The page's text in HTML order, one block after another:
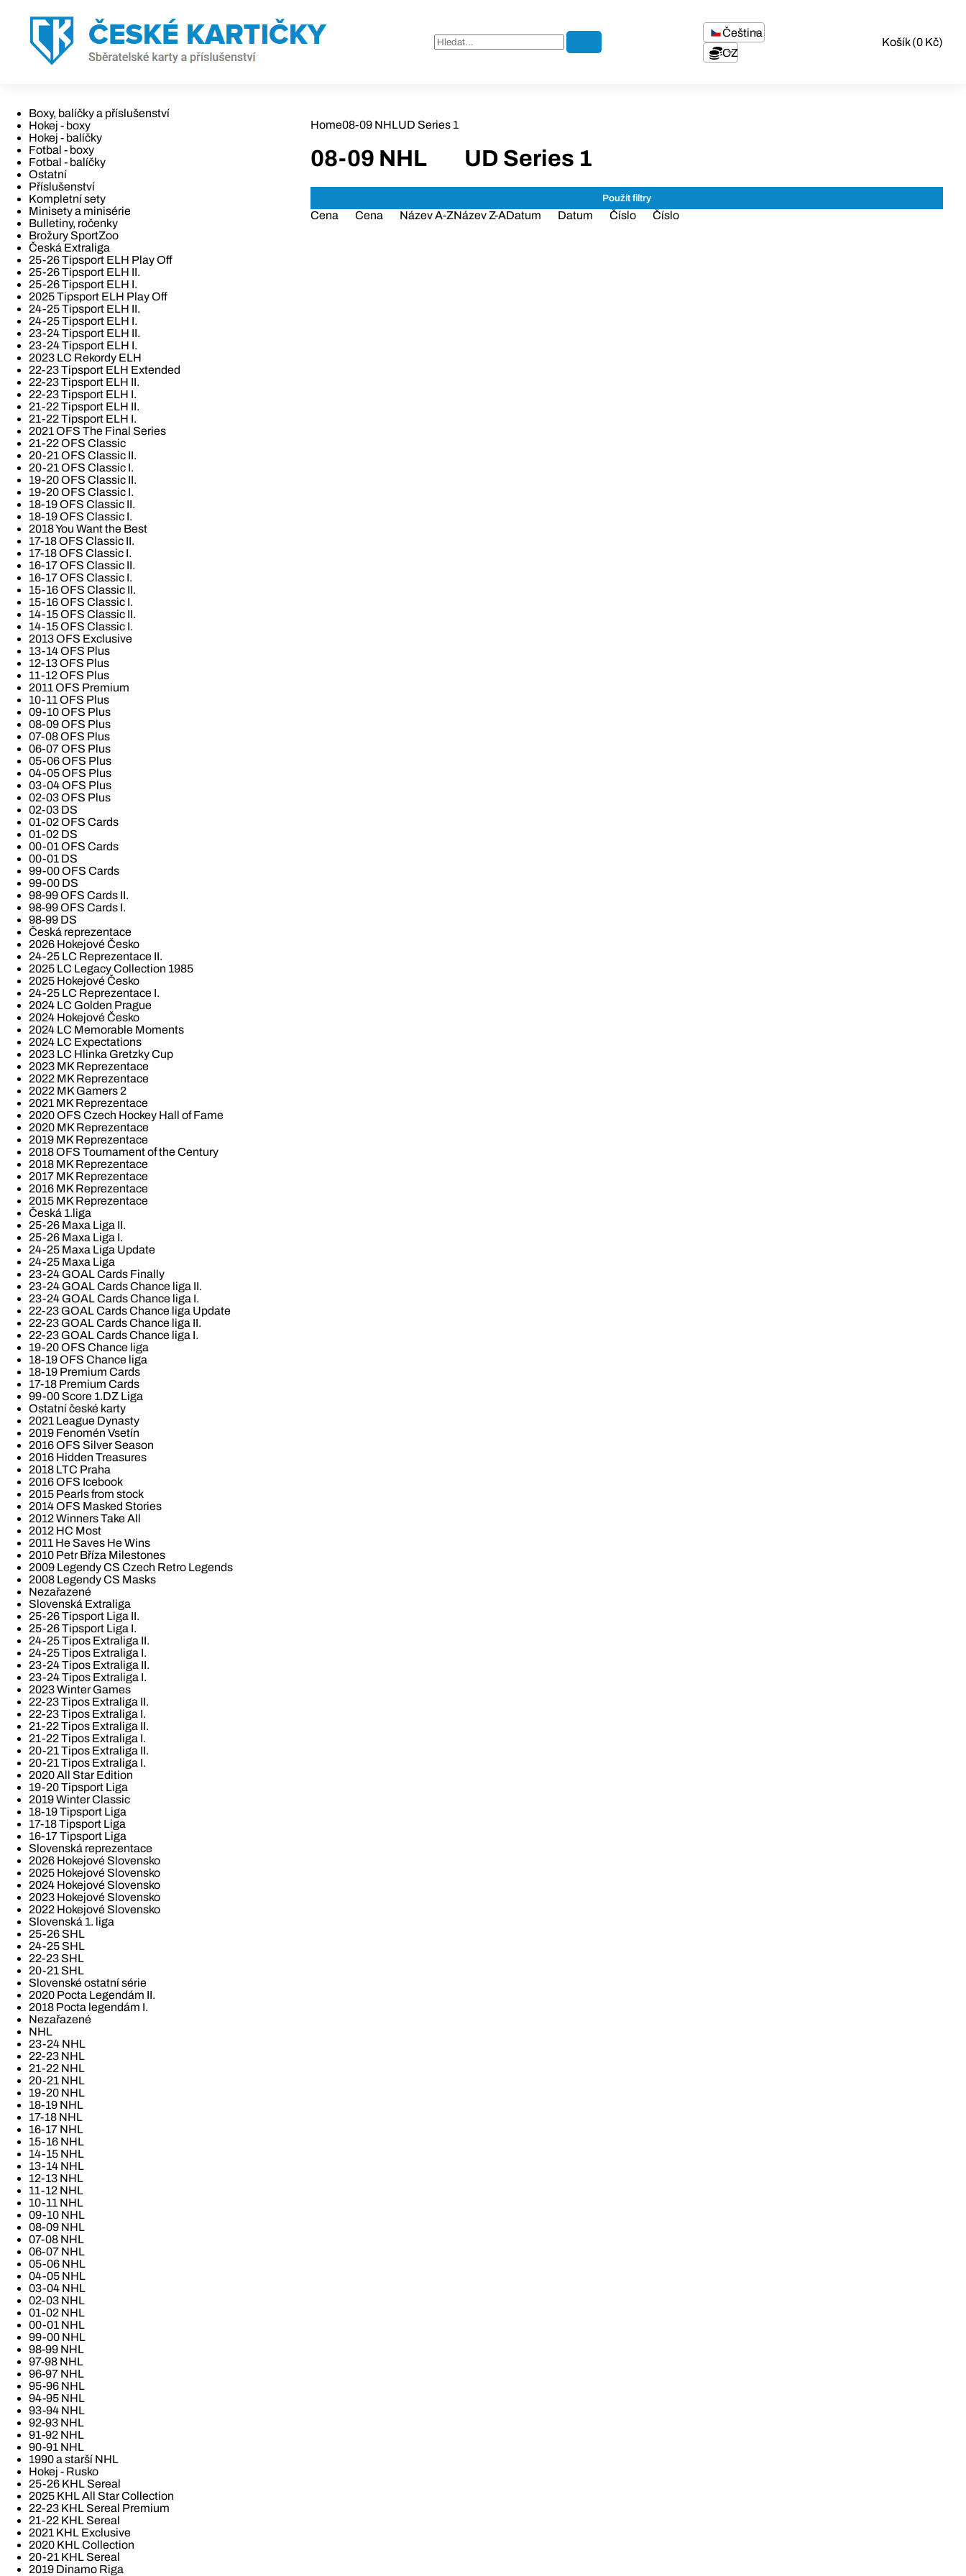
Čeština
CZK
Košík (0 Kč)
Boxy, balíčky a příslušenství
Hokej - boxy
Hokej - balíčky
Fotbal - boxy
Fotbal - balíčky
Ostatní
Příslušenství
Kompletní sety
Minisety a minisérie
Bulletiny, ročenky
Brožury SportZoo
Česká Extraliga
25-26 Tipsport ELH Play Off
25-26 Tipsport ELH II.
25-26 Tipsport ELH I.
2025 Tipsport ELH Play Off
24-25 Tipsport ELH II.
24-25 Tipsport ELH I.
23-24 Tipsport ELH II.
23-24 Tipsport ELH I.
2023 LC Rekordy ELH
22-23 Tipsport ELH Extended
22-23 Tipsport ELH II.
22-23 Tipsport ELH I.
21-22 Tipsport ELH II.
21-22 Tipsport ELH I.
2021 OFS The Final Series
21-22 OFS Classic
20-21 OFS Classic II.
20-21 OFS Classic I.
19-20 OFS Classic II.
19-20 OFS Classic I.
18-19 OFS Classic II.
18-19 OFS Classic I.
2018 You Want the Best
17-18 OFS Classic II.
17-18 OFS Classic I.
16-17 OFS Classic II.
16-17 OFS Classic I.
15-16 OFS Classic II.
15-16 OFS Classic I.
14-15 OFS Classic II.
14-15 OFS Classic I.
2013 OFS Exclusive
13-14 OFS Plus
12-13 OFS Plus
11-12 OFS Plus
2011 OFS Premium
10-11 OFS Plus
09-10 OFS Plus
08-09 OFS Plus
07-08 OFS Plus
06-07 OFS Plus
05-06 OFS Plus
04-05 OFS Plus
03-04 OFS Plus
02-03 OFS Plus
02-03 DS
01-02 OFS Cards
01-02 DS
00-01 OFS Cards
00-01 DS
99-00 OFS Cards
99-00 DS
98-99 OFS Cards II.
98-99 OFS Cards I.
98-99 DS
Česká reprezentace
2026 Hokejové Česko
24-25 LC Reprezentace II.
2025 LC Legacy Collection 1985
2025 Hokejové Česko
24-25 LC Reprezentace I.
2024 LC Golden Prague
2024 Hokejové Česko
2024 LC Memorable Moments
2024 LC Expectations
2023 LC Hlinka Gretzky Cup
2023 MK Reprezentace
2022 MK Reprezentace
2022 MK Gamers 2
2021 MK Reprezentace
2020 OFS Czech Hockey Hall of Fame
2020 MK Reprezentace
2019 MK Reprezentace
2018 OFS Tournament of the Century
2018 MK Reprezentace
2017 MK Reprezentace
2016 MK Reprezentace
2015 MK Reprezentace
Česká 1.liga
25-26 Maxa Liga II.
25-26 Maxa Liga I.
24-25 Maxa Liga Update
24-25 Maxa Liga
23-24 GOAL Cards Finally
23-24 GOAL Cards Chance liga II.
23-24 GOAL Cards Chance liga I.
22-23 GOAL Cards Chance liga Update
22-23 GOAL Cards Chance liga II.
22-23 GOAL Cards Chance liga I.
19-20 OFS Chance liga
18-19 OFS Chance liga
18-19 Premium Cards
17-18 Premium Cards
99-00 Score 1.DZ Liga
Ostatní české karty
2021 League Dynasty
2019 Fenomén Vsetín
2016 OFS Silver Season
2016 Hidden Treasures
2018 LTC Praha
2016 OFS Icebook
2015 Pearls from stock
2014 OFS Masked Stories
2012 Winners Take All
2012 HC Most
2011 He Saves He Wins
2010 Petr Bříza Milestones
2009 Legendy CS Czech Retro Legends
2008 Legendy CS Masks
Nezařazené
Slovenská Extraliga
25-26 Tipsport Liga II.
25-26 Tipsport Liga I.
24-25 Tipos Extraliga II.
24-25 Tipos Extraliga I.
23-24 Tipos Extraliga II.
23-24 Tipos Extraliga I.
2023 Winter Games
22-23 Tipos Extraliga II.
22-23 Tipos Extraliga I.
21-22 Tipos Extraliga II.
21-22 Tipos Extraliga I.
20-21 Tipos Extraliga II.
20-21 Tipos Extraliga I.
2020 All Star Edition
19-20 Tipsport Liga
2019 Winter Classic
18-19 Tipsport Liga
17-18 Tipsport Liga
16-17 Tipsport Liga
Slovenská reprezentace
2026 Hokejové Slovensko
2025 Hokejové Slovensko
2024 Hokejové Slovensko
2023 Hokejové Slovensko
2022 Hokejové Slovensko
Slovenská 1. liga
25-26 SHL
24-25 SHL
22-23 SHL
20-21 SHL
Slovenské ostatní série
2020 Pocta Legendám II.
2018 Pocta legendám I.
Nezařazené
NHL
23-24 NHL
22-23 NHL
21-22 NHL
20-21 NHL
19-20 NHL
18-19 NHL
17-18 NHL
16-17 NHL
15-16 NHL
14-15 NHL
13-14 NHL
12-13 NHL
11-12 NHL
10-11 NHL
09-10 NHL
08-09 NHL
07-08 NHL
06-07 NHL
05-06 NHL
04-05 NHL
03-04 NHL
02-03 NHL
01-02 NHL
00-01 NHL
99-00 NHL
98-99 NHL
97-98 NHL
96-97 NHL
95-96 NHL
94-95 NHL
93-94 NHL
92-93 NHL
91-92 NHL
90-91 NHL
1990 a starší NHL
Hokej - Rusko
25-26 KHL Sereal
2025 KHL All Star Collection
22-23 KHL Sereal Premium
21-22 KHL Sereal
2021 KHL Exclusive
2020 KHL Collection
20-21 KHL Sereal
2019 Dinamo Riga
Home08-09 NHLUD Series 1
08-09 NHL UD Series 1
Cena Cena Název A-ZNázev Z-ADatum Datum Číslo Číslo